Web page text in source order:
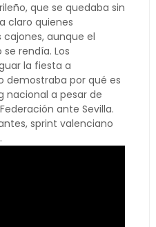
que se quedaba sin
claro quienes
aunque el
rendía. Los
la fiesta a
demostraba por qué es
nacional a pesar de
ante Sevilla.
sprint valenciano